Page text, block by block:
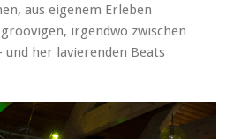
aus eigenem Erleben
irgendwo zwischen
und her lavierenden Beats